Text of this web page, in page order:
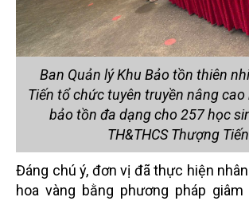
Ban Quản lý Khu Bảo tồn thiên
Tiến tổ chức tuyên truyền nâng
bảo tồn đa dạng cho 257 học
TH&THCS Thượng Tiến
Đáng chú ý, đơn vị đã thực hiện
hoa vàng bằng phương pháp